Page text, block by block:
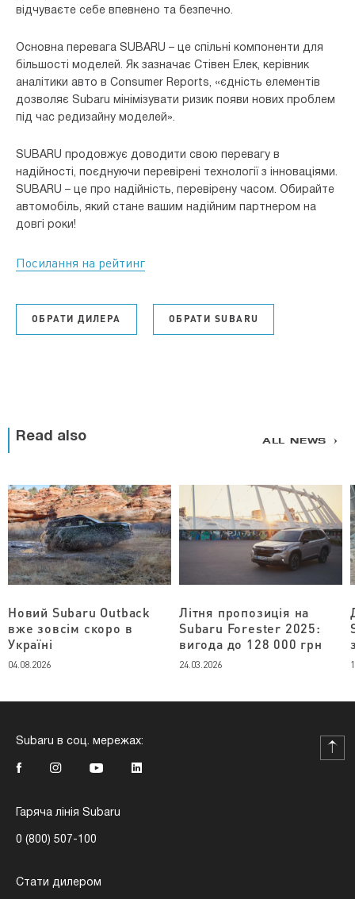
відчуваєте себе впевнено та безпечно.
Основна перевага SUBARU – це спільні компоненти для
більшості моделей. Як зазначає Стівен Елек, керівник
аналітики авто в Consumer Reports, «єдність елементів
дозволяє Subaru мінімізувати ризик появи нових проблем
під час редизайну моделей».
SUBARU продовжує доводити свою перевагу в
надійності, поєднуючи перевірені технології з інноваціями.
SUBARU – це про надійність, перевірену часом. Обирайте
автомобіль, який стане вашим надійним партнером на
довгі роки!
Посилання на рейтинг
ОБРАТИ ДИЛЕРА ОБРАТИ SUBARU
Read also ALL NEWS
Новий Subaru Outback
вже зовсім скоро в
Україні
04.08.2026
Літня пропозиція на
Subaru Forester 2025:
вигода до 128 000 грн
24.03.2026
Subaru в соц. мережах:
Гаряча лінія Subaru
0 (800) 507-100
Стати дилером